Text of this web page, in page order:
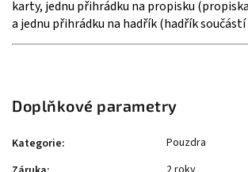
karty, jednu přihrádku na propisku
a jednu přihrádku na hadřík (hadřík
Doplňkové parametry
Kategorie:
Pouzdra